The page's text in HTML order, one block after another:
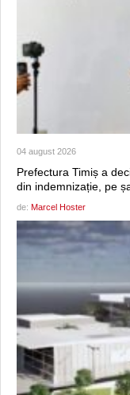
04 august 2026
Prefectura Timiș a
din indemnizație, pe
de: Marcel Hoster